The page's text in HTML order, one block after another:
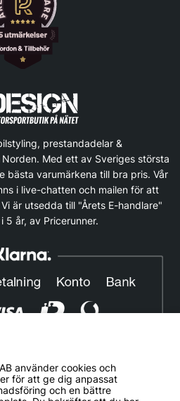
prestandadelar &
Med ett av Sveriges största
bästa varumärkena till bra pris. Vår
i live-chatten och mailen för att
är utsedda till "Årets E-handlare"
5 år, av Pricerunner.
rättigheter reserverade.
|Cookiepolicy|Köp- och
använder cookies och
för att ge dig anpassat
och en bättre